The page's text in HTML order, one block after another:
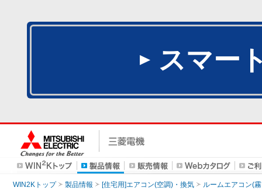
スマー
WIN2Kトップ 製品情報 [住宅用]エアコン(空調)・換気 ルームエアコン(